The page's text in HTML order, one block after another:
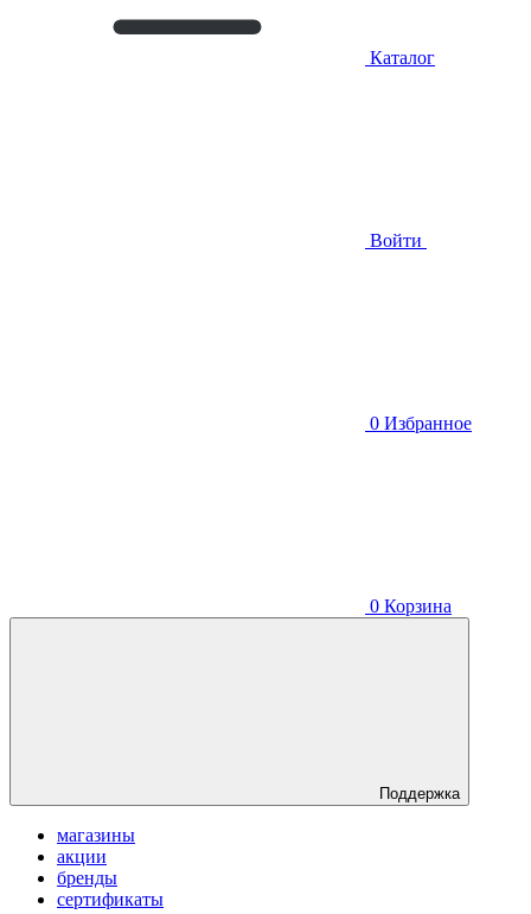
Каталог
Войти
0 Избранное
0 Корзина
Поддержка
магазины
акции
бренды
сертификаты